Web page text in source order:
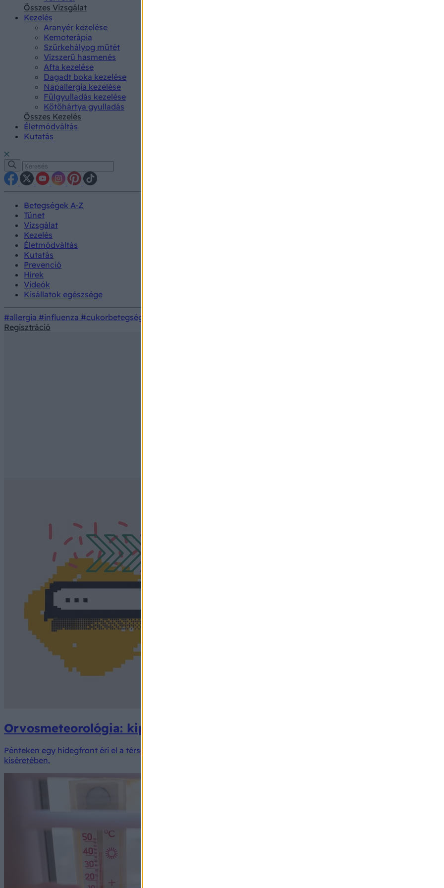
Összes Vizsgálat
Kezelés
Aranyér kezelése
Kemoterápia
Szürkehályog műtét
Vízszerű hasmenés
Afta kezelése
Dagadt boka kezelése
Napallergia kezelése
Fülgyulladás kezelése
Kötőhártya gyulladás
Összes Kezelés
Életmódváltás
Kutatás
Betegségek A-Z
Tünet
Vizsgálat
Kezelés
Életmódváltás
Kutatás
Prevenció
Hírek
Videók
Kisállatok egészsége
#allergia #influenza #cukorbetegség
Regisztráció
Orvosmeteorológia: kipukkad a hőségbuborék pénteken! Viharos
Pénteken egy hidegfront éri el a térséget. A napsütést egyre többször zavarják gomolyfelhők, és többfelé
kíséretében.